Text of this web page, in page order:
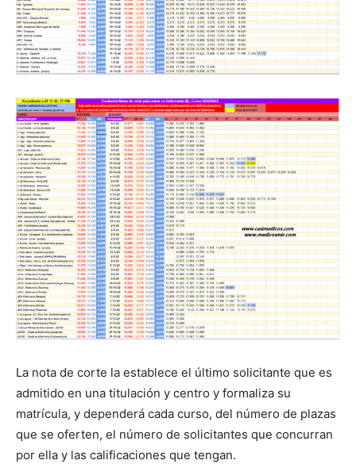
La nota de corte la establece el último solicitante que es
admitido en una titulación y centro y formaliza su
matrícula, y dependerá cada curso, del número de plazas
que se oferten, el número de solicitantes que concurran
por ella y las calificaciones que tengan.